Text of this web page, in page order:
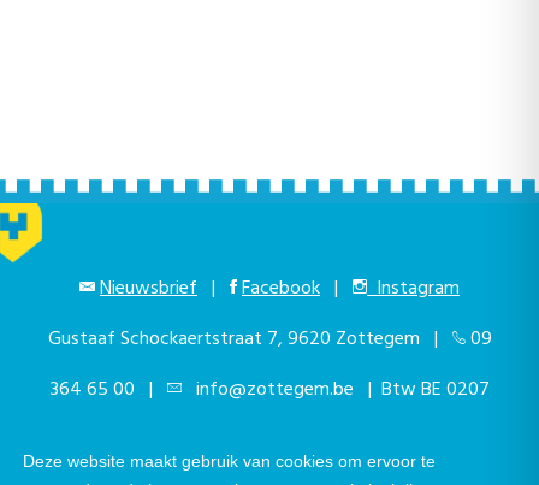
Deze website maakt gebruik van cookies om ervoor te
Nieuwsbrief | Facebook |
Instagram
Gustaaf Schockaertstraat 7, 9620 Zottegem |
09
364 65 00 | info@zottegem.be | Btw BE 0207